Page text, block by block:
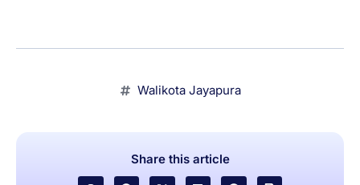
Walikota Jayapura
Share this article